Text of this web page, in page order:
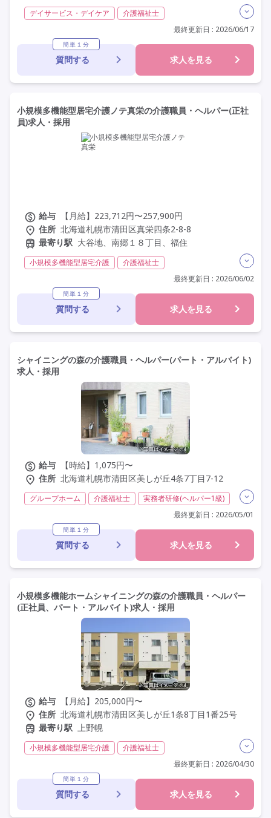
デイサービス・デイケア
介護福祉士
初任者研修(ヘルパー2級)
夜勤なし 残業月20時間以内
常勤
社会保険完備
交通費支給
年間休日110日以上
定年60歳以上
定年65歳以上
最終更新日 : 2026/06/17
簡単１分
質問する 求人を見る
小規模多機能型居宅介護ノテ真栄の介護職員・ヘルパー(正社
員)求人・採用
給与
【月給】223,712円〜257,900円
住所 北海道札幌市清田区真栄四条2-8-8
最寄り駅 大谷地、南郷１８丁目、福住
小規模多機能型居宅介護
介護福祉士
初任者研修(ヘルパー2級)
残業月20時間以内 常勤
社会保険完備
交通費支給
年間休日110日以上
学歴不問
車通勤可
最終更新日 : 2026/06/02
簡単１分
質問する 求人を見る
シャイニングの森の介護職員・ヘルパー(パート・アルバイト)
求人・採用
給与
【時給】1,075円〜
住所 北海道札幌市清田区美しが丘4条7丁目7-12
グループホーム 介護福祉士
実務者研修(ヘルパー1級)
非常勤
学歴不問
未経験歓迎
定年60歳以上 定年65歳以上
車通勤可
最終更新日 : 2026/05/01
簡単１分
質問する 求人を見る
小規模多機能ホームシャイニングの森の介護職員・ヘルパー
(正社員、パート・アルバイト)求人・採用
給与
【月給】205,000円〜
住所 北海道札幌市清田区美しが丘1条8丁目1番25号
最寄り駅 上野幌
小規模多機能型居宅介護
介護福祉士
初任者研修(ヘルパー2級)
夜勤専従 残業月20時間以内
残業ほぼなし
非常勤 社会保険完備
交通費支給
未経験歓迎
最終更新日 : 2026/04/30
簡単１分
質問する 求人を見る